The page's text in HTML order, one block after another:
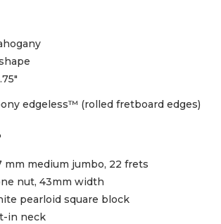
edgeless™ (rolled fretboard edges)
mm medium jumbo, 22 frets
nut, 43mm width
pearloid square block
in neck